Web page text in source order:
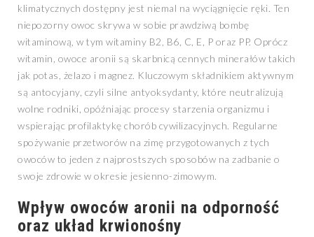
klimatycznych dostępny jest niemal na wyciągnięcie ręki. Ten
niepozorny owoc skrywa w sobie prawdziwą bombę
witaminową, w tym witaminy B2, B6, C, E, P oraz PP. Oprócz
witamin, owoce aronii są skarbnicą cennych minerałów takich
jak potas, żelazo i magnez. Kluczowym składnikiem aktywnym
są antocyjany, czyli silne antyoksydanty, które neutralizują
wolne rodniki, opóźniając procesy starzenia organizmu i
wspierając profilaktykę chorób cywilizacyjnych. Regularne
spożywanie przetworów na zimę przygotowanych z tych
owoców to jeden z najprostszych sposobów na zadbanie o
swoje zdrowie w okresie jesienno-zimowym.
Wpływ owoców aronii na odporność
oraz układ krwionośny